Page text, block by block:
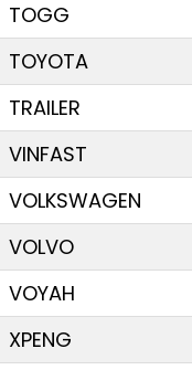
TOGG
TOYOTA
TRAILER
VINFAST
VOLKSWAGEN
VOLVO
VOYAH
XPENG